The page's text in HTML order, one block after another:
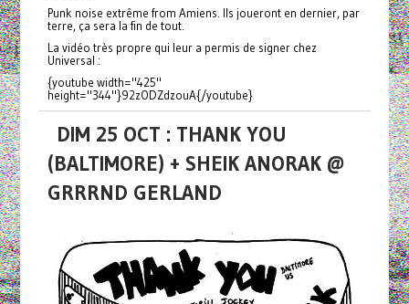
Punk noise extrême from Amiens. Ils joueront en dernier, par
terre, ça sera la fin de tout.
La vidéo très propre qui leur a permis de signer chez
Universal :
{youtube width="425"
height="344"}92zODZdzouA{/youtube}
DIM 25 OCT : THANK YOU
(BALTIMORE) + SHEIK ANORAK @
GRRRND GERLAND